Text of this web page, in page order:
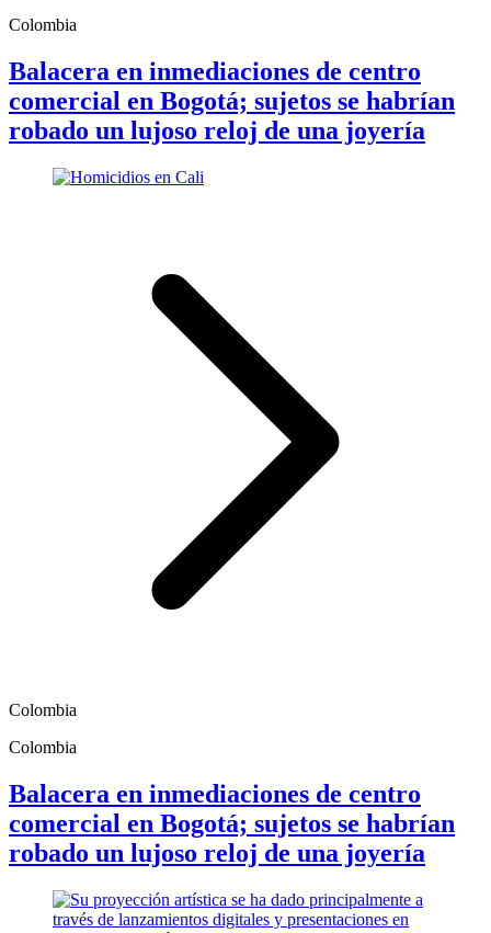
Colombia
Balacera en inmediaciones de centro
comercial en Bogotá; sujetos se habrían
robado un lujoso reloj de una joyería
Colombia
Colombia
Balacera en inmediaciones de centro
comercial en Bogotá; sujetos se habrían
robado un lujoso reloj de una joyería